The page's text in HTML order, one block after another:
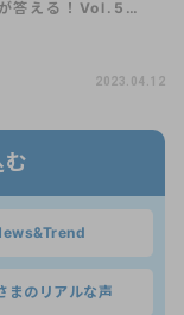
答える！Vol.5…
2023.04.12
む
まのリアルな声